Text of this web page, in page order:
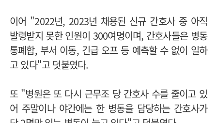
이어 "2022년, 2023년 채용된 신규 간호사 중 아직
발령받지 못한 인원이 300여명이며, 간호사들은 병동
통폐합, 부서 이동, 긴급 오프 등 예측할 수 없이 일하
고 있다"고 덧붙였다.
또 "병원은 또 다시 근무조 당 간호사 수를 줄이고 있
어 주말이나 야간에는 한 병동을 담당하는 간호사가